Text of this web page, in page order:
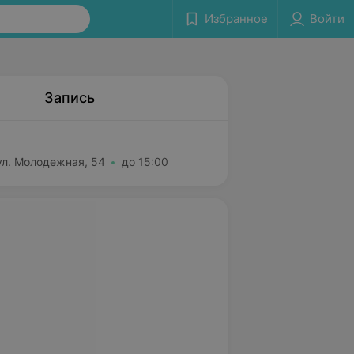
Избранное Войти
Запись
Молодежная, 54 до 15:00